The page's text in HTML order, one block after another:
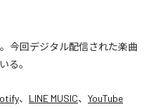
。今回デジタル配信された楽曲
る。
、 LINE MUSIC、 YouTube